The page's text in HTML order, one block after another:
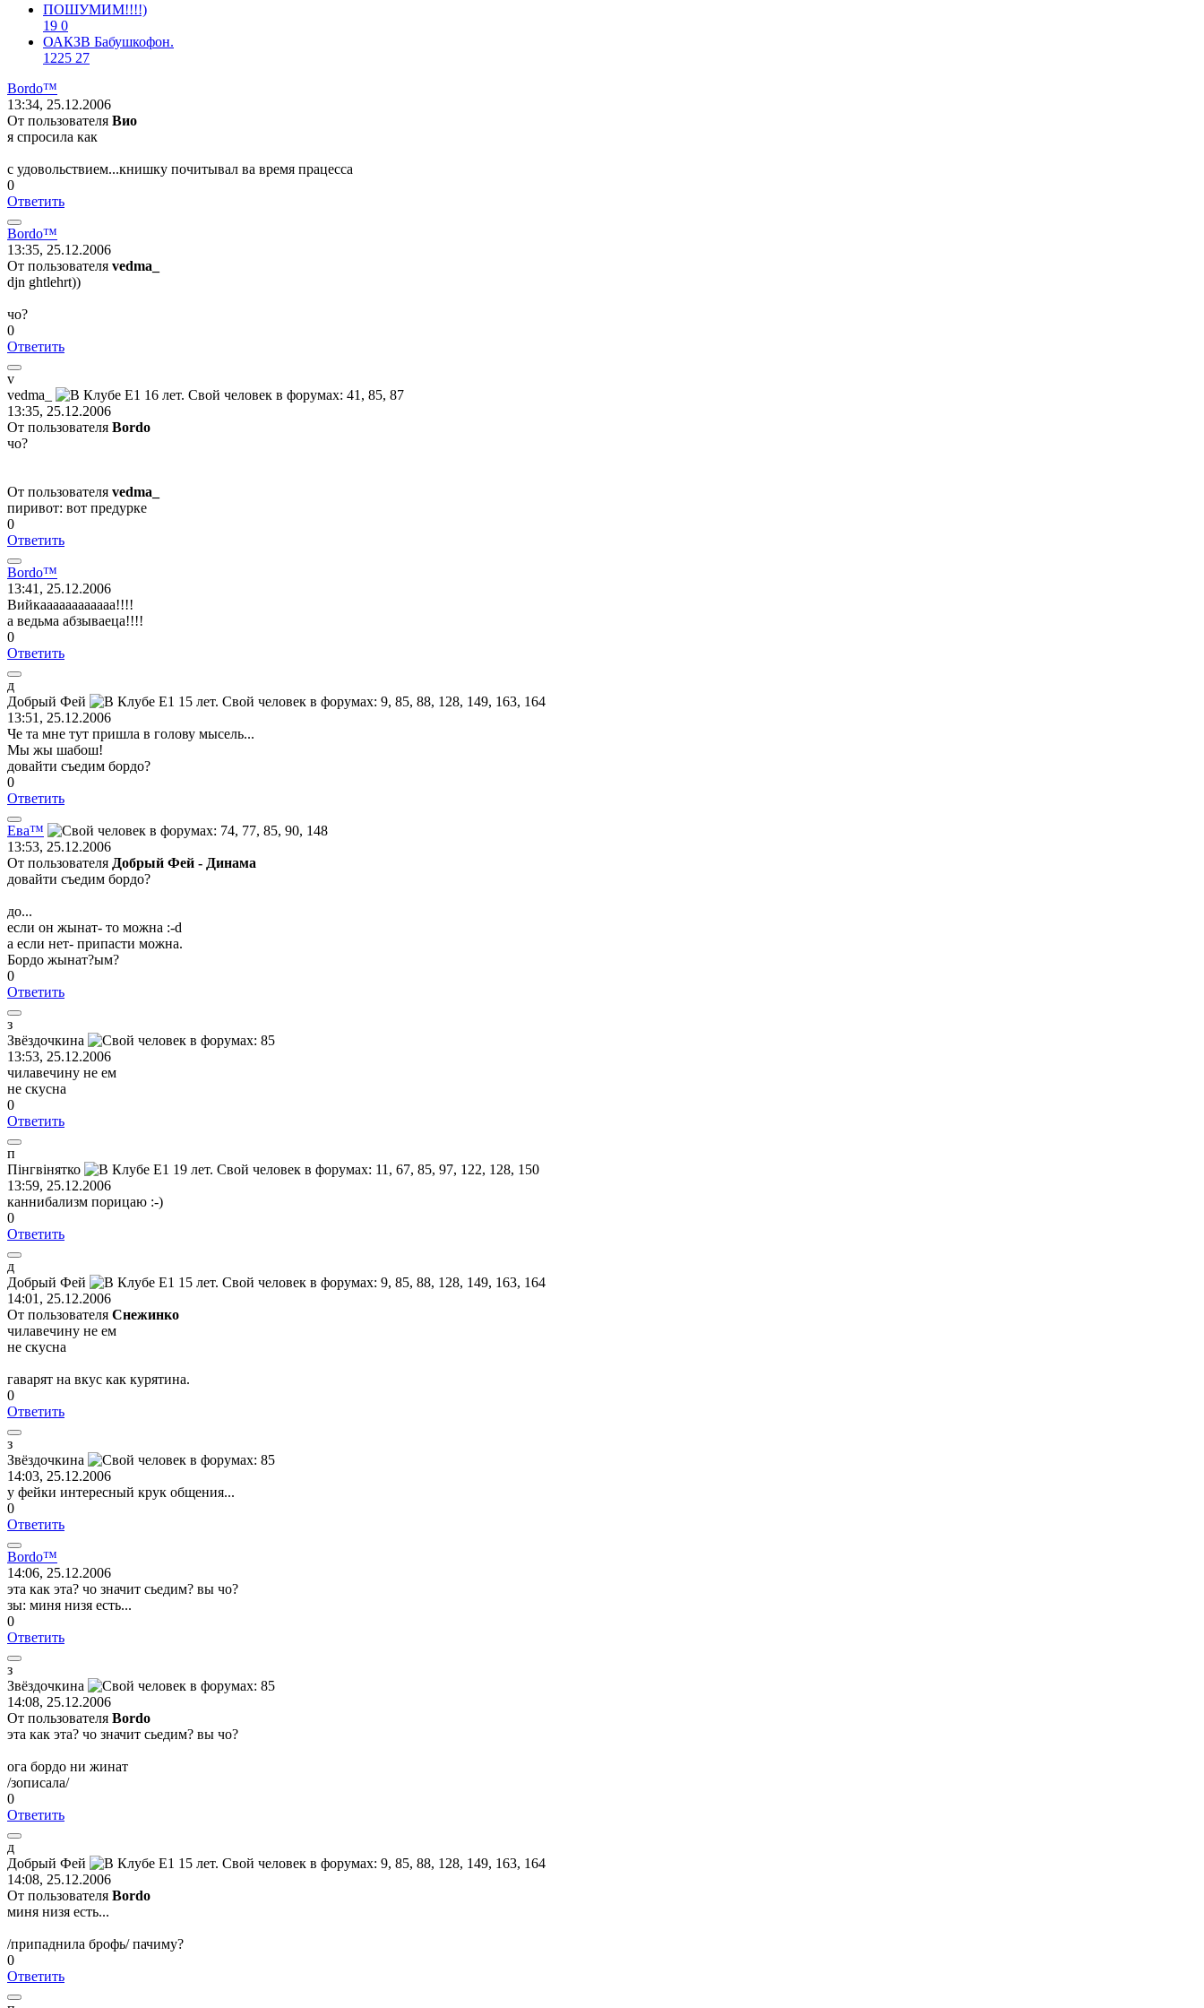
ПОШУМИМ!!!!)
19 0
ОАКЗВ Бабушкофон.
1225 27
Bordo™
13:34, 25.12.2006
От пользователя Вио
я спросила как
с удовольствием...книшку почитывал ва время працесса
0
Ответить
Bordo™
13:35, 25.12.2006
От пользователя vedma_
djn ghtlehrt))
чо?
0
Ответить
v
vedma_
13:35, 25.12.2006
От пользователя Bordo
чо?
От пользователя vedma_
пиривот: вот предурке
0
Ответить
Bordo™
13:41, 25.12.2006
Вийкаааааааааааа!!!!
а ведьма абзываеца!!!!
0
Ответить
д
Добрый Фей
13:51, 25.12.2006
Че та мне тут пришла в голову мысель...
Мы жы шабош!
довайти съедим бордо?
0
Ответить
Ева™
13:53, 25.12.2006
От пользователя Добрый Фей - Динама
довайти съедим бордо?
до...
если он жынат- то можна :-d
а если нет- припасти можна.
Бордо жынат?ым?
0
Ответить
з
Звёздочкина
13:53, 25.12.2006
чилавечину не ем
не скусна
0
Ответить
п
Пiнгвiнятко
13:59, 25.12.2006
каннибализм порицаю :-)
0
Ответить
д
Добрый Фей
14:01, 25.12.2006
От пользователя Снежинко
чилавечину не ем
не скусна
гаварят на вкус как курятина.
0
Ответить
з
Звёздочкина
14:03, 25.12.2006
у фейки интересный крук общения...
0
Ответить
Bordo™
14:06, 25.12.2006
эта как эта? чо значит сьедим? вы чо?
зы: миня низя есть...
0
Ответить
з
Звёздочкина
14:08, 25.12.2006
От пользователя Bordo
эта как эта? чо значит сьедим? вы чо?
ога бордо ни жинат
/зописала/
0
Ответить
д
Добрый Фей
14:08, 25.12.2006
От пользователя Bordo
миня низя есть...
/припаднила брофь/ пачиму?
0
Ответить